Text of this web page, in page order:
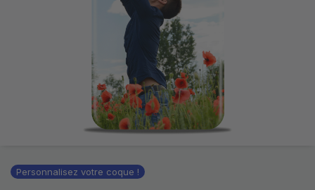
Personnalisez votre coque !